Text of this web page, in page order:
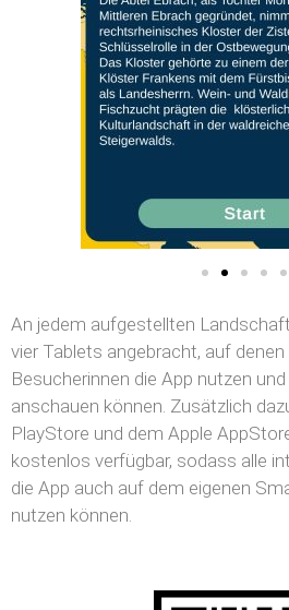
An jedem aufgestellten
vier Tablets angebracht, auf
Besucherinnen die App nutzen
anschauen können. Zusätzlich
PlayStore und dem Apple
kostenlos verfügbar, sodass alle
die App auch auf dem eigenen
nutzen können.